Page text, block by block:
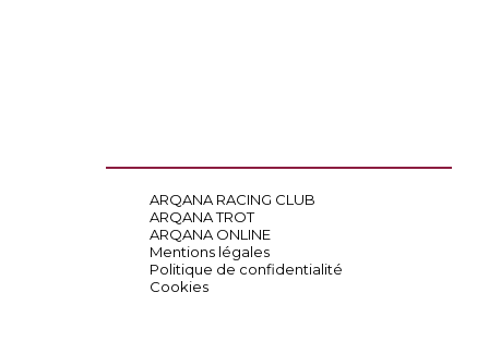
ARQANA RACING CLUB
ARQANA TROT
ARQANA ONLINE
Mentions légales
Politique de confidentialité
Cookies